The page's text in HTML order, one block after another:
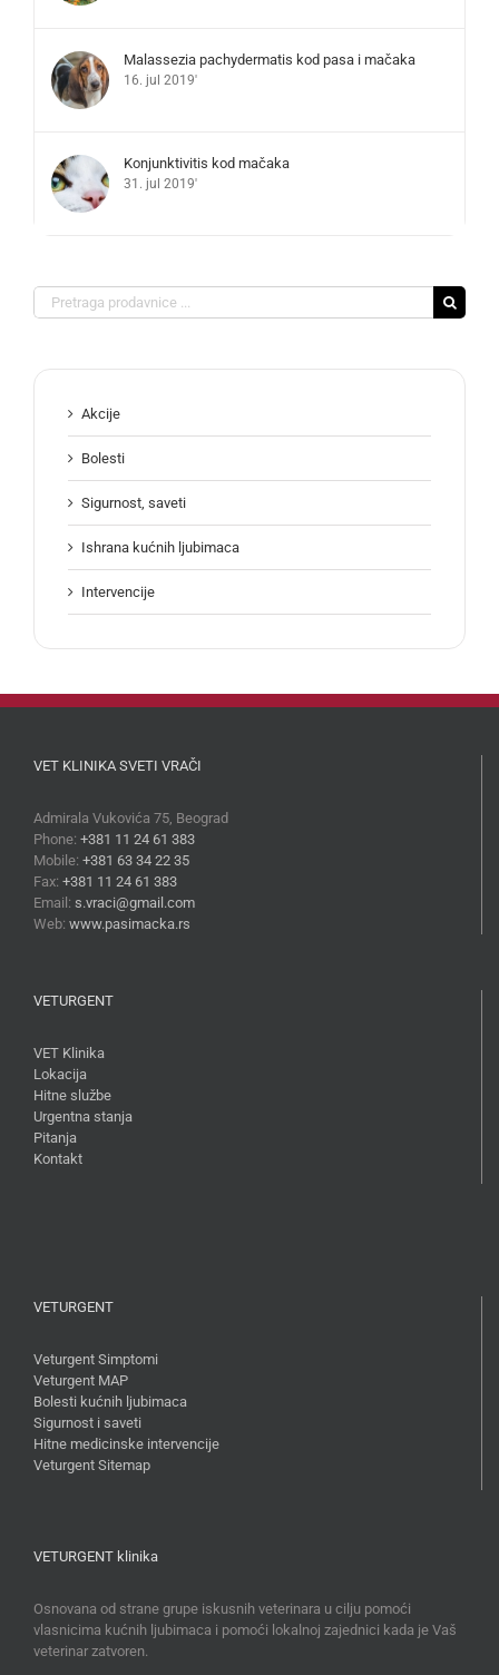
Malassezia pachydermatis kod pasa i mačaka
16. jul 2019'
Konjunktivitis kod mačaka
31. jul 2019'
Search
for:
Akcije
Bolesti
Sigurnost, saveti
Ishrana kućnih ljubimaca
Intervencije
VET KLINIKA SVETI VRAČI
Admirala Vukovića 75, Beograd
Phone: +381 11 24 61 383
Mobile: +381 63 34 22 35
Fax: +381 11 24 61 383
Email: s.vraci@gmail.com
Web: www.pasimacka.rs
VETURGENT
VET Klinika
Lokacija
Hitne službe
Urgentna stanja
Pitanja
Kontakt
VETURGENT
Veturgent Simptomi
Veturgent MAP
Bolesti kućnih ljubimaca
Sigurnost i saveti
Hitne medicinske intervencije
Veturgent Sitemap
VETURGENT klinika
Osnovana od strane grupe iskusnih veterinara u cilju pomoći
vlasnicima kućnih ljubimaca i pomoći lokalnoj zajednici kada je Vaš
veterinar zatvoren.